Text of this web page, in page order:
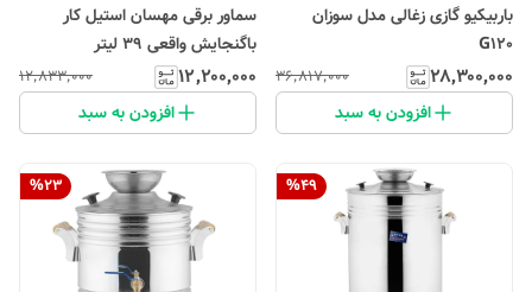
باربیکیو گازی زغالی مدل سوزان
G120
۲۸٬۳۰۰٬۰۰۰ ۳۶٬۸۱۷٬۰۰۰
افزودن به سبد
سماور برقی مهسان استیل کار
باگنجایش واقعی 39 لیتر
۱۲٬۲۰۰٬۰۰۰ ۱۲٬۸۳۳٬۰۰۰
افزودن به سبد
%49
%23